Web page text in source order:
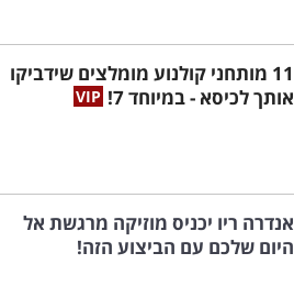
11 מותחני קולנוע מומלצים שידביקו
אותך לכיסא - במיוחד 7!
אנדרה ריו יכניס מוזיקה מרגשת אל
היום שלכם עם הביצוע הזה!